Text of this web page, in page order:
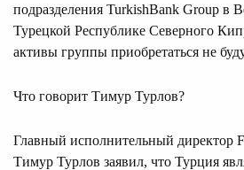
подразделения TurkishBank Group в
Турецкой Республике Северного
активы группы приобретаться не
Что говорит Тимур Турлов?
Главный исполнительный директор
Тимур Турлов заявил, что Турция